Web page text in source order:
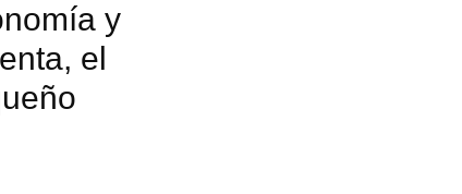
y
el